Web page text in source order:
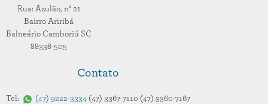
Rua: Azulão, n° 21
Bairro Ariribá
Balneário Camboriú SC
88338-505
Contato
Tel: 47 9222-3334 47 3367-7110 47 3360-7167